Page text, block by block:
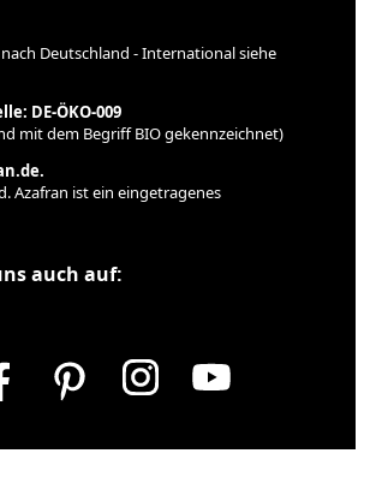
Deutschland - International siehe
DE-ÖKO-009
mit dem Begriff BIO gekennzeichnet)
Azafran ist ein eingetragenes
auch auf: